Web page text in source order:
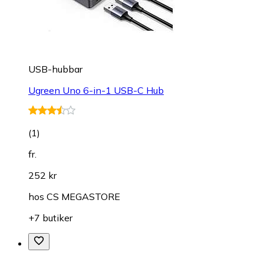
USB-hubbar
Ugreen Uno 6-in-1 USB-C Hub
(1)
fr.
252 kr
hos CS MEGASTORE
+7 butiker